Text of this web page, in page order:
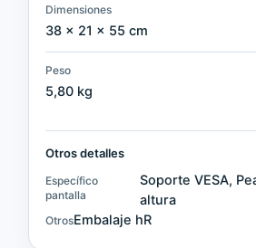
Dimensiones
38 × 21 × 55 cm
Peso
5,80 kg
Otros detalles
Específico
pantalla
Soporte VESA,
altura
OtrosEmbalaje hR